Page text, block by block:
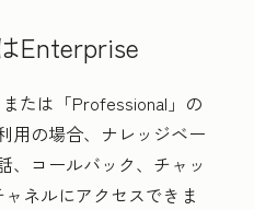
Enterprise
または「Professional 」の
用の場合、ナレッジベー
、コールバック、チャッ
ネルにアクセスできま